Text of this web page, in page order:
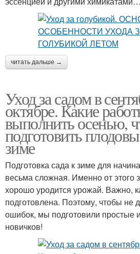
читать дальше →
Уход за садом в
октябре. Какие
выполнить осенью,
подготовить
зиме
Подготовка сада к зиме для
весьма сложная. Именно от этого
хорошо уродится урожай. Важно,
подготовлена. Поэтому, чтобы не
ошибок, мы подготовили простые
новичков!